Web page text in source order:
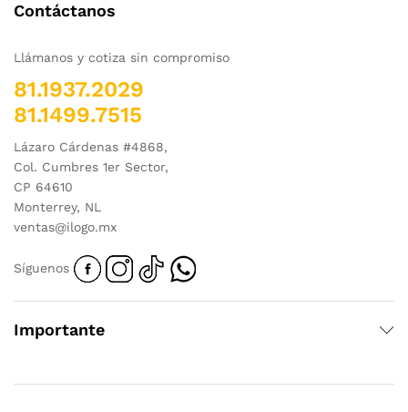
Contáctanos
Llámanos y cotiza sin compromiso
81.1937.2029
81.1499.7515
Lázaro Cárdenas #4868,
Col. Cumbres 1er Sector,
CP 64610
Monterrey, NL
ventas@ilogo.mx
Síguenos
Importante